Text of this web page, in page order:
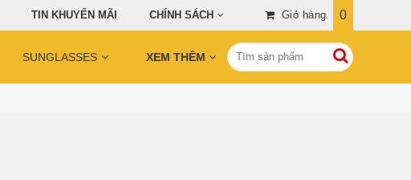
TIN KHUYẾN MÃI CHÍNH SÁCH Giỏ hàng 0
SUNGLASSES XEM THÊM